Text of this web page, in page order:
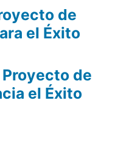
de
el Éxito
de
el Éxito